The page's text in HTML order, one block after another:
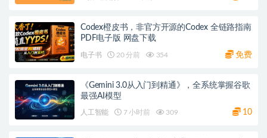
Codex橙皮书，非官方开源的Codex 全链路指南
PDF电子版 网盘下载
电子书 20 分前 354 免费
《Gemini 3.0从入门到精通》，全系统掌握谷歌
最强AI模型
人工智能 7 小时前 309 10